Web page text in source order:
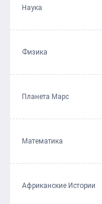
Наука
Физика
Планета Марс
Математика
Африканские Истории